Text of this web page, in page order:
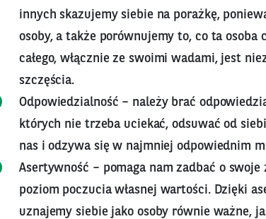
innych skazujemy siebie na porażkę,
osoby, a także porównujemy to, co ta osoba
całego, włącznie ze swoimi wadami, jest
szczęścia.
Odpowiedzialność – należy brać
których nie trzeba uciekać, odsuwać od
nas i odzywa się w najmniej odpowiednim
Asertywność – pomaga nam zadbać o
poziom poczucia własnej wartości. Dzięki
uznajemy siebie jako osoby równie ważne,